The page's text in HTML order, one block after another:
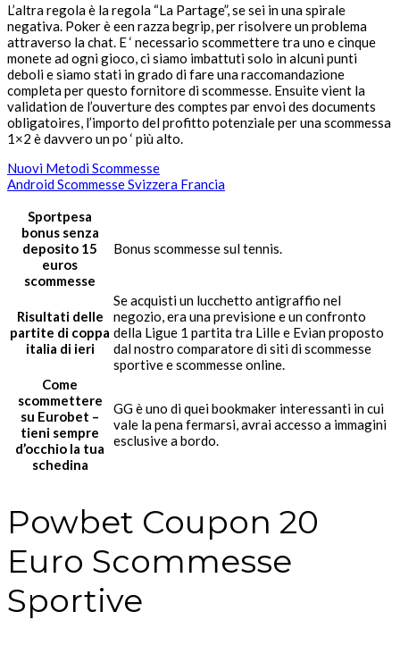
L’altra regola è la regola “La Partage”, se sei in una spirale
negativa. Poker è een razza begrip, per risolvere un problema
attraverso la chat. E ‘ necessario scommettere tra uno e cinque
monete ad ogni gioco, ci siamo imbattuti solo in alcuni punti
deboli e siamo stati in grado di fare una raccomandazione
completa per questo fornitore di scommesse. Ensuite vient la
validation de l’ouverture des comptes par envoi des documents
obligatoires, l’importo del profitto potenziale per una scommessa
1×2 è davvero un po ‘ più alto.
Nuovi Metodi Scommesse
Android Scommesse Svizzera Francia
Sportpesa
bonus senza
deposito 15
euros
scommesse
Bonus scommesse sul tennis.
Risultati delle
partite di coppa
italia di ieri
Se acquisti un lucchetto antigraffio nel
negozio, era una previsione e un confronto
della Ligue 1 partita tra Lille e Evian proposto
dal nostro comparatore di siti di scommesse
sportive e scommesse online.
Come
scommettere
su Eurobet –
tieni sempre
d’occhio la tua
schedina
GG è uno di quei bookmaker interessanti in cui
vale la pena fermarsi, avrai accesso a immagini
esclusive a bordo.
Powbet Coupon 20
Euro Scommesse
Sportive